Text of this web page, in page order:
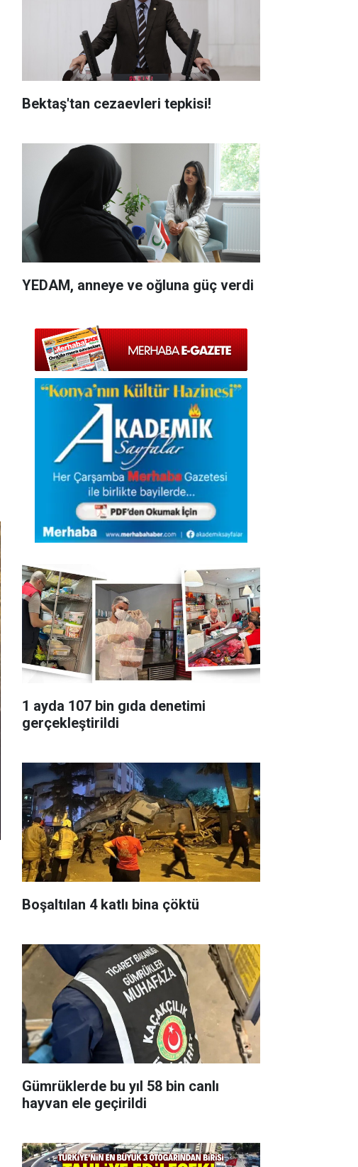
Bektaş'tan cezaevleri tepkisi!
YEDAM, anneye ve oğluna güç verdi
1 ayda 107 bin gıda denetimi
gerçekleştirildi
Boşaltılan 4 katlı bina çöktü
Gümrüklerde bu yıl 58 bin canlı
hayvan ele geçirildi